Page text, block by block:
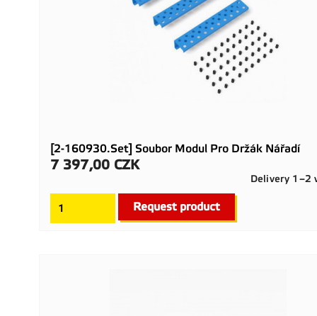
[2-160930.Set] Soubor Modul Pro Držák Nářadí
Cena
7 397,00 CZK
Delivery 1–2
Request product